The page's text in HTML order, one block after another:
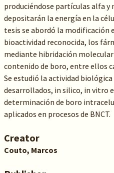
produciéndose partículas alfa y
depositarán la energía en la
tesis se abordó la modificación
bioactividad reconocida, los
mediante hibridación
contenido de boro, entre ellos
Se estudió la actividad
desarrollados, in silico, in vitro
determinación de boro
aplicados en procesos de BNCT.
Creator
Couto, Marcos